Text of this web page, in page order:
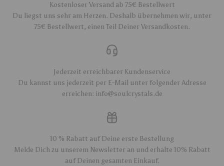
Kostenloser Versand ab 75€ Bestellwert
Du liegst uns sehr am Herzen. Deshalb übernehmen wir, unter
75€ Bestellwert, einen Teil Deiner Versandkosten.
Jederzeit erreichbarer Kundenservice
Du kannst uns jederzeit per E-Mail unter folgender Adresse
erreichen: info@soulcrystals.de
10 % Rabatt auf Deine erste Bestellung
Melde Dich zu unserem Newsletter an und erhalte 10% Rabatt
auf Deinen gesamten Einkauf.